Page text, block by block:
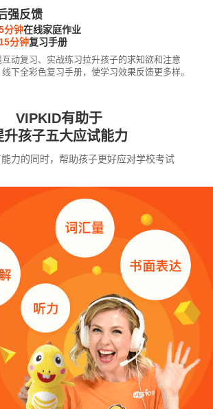
强反馈
分钟在线家庭作业
分钟复习手册
互动复习、实战练习拉升孩子的求知欲和注意
线下全彩色复习手册，使学习效果反馈更多样。
VIPKID有助于
升孩子五大应试能力
力的同时，帮助孩子更好应对学校考试